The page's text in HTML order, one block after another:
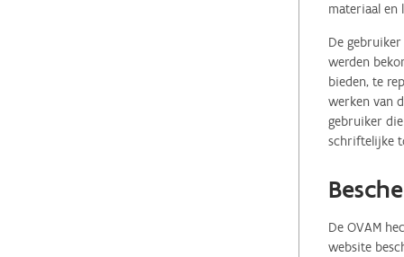
materiaal en
De
werden
bieden, te
werken van
gebruiker
schriftelijke
De OVAM
website